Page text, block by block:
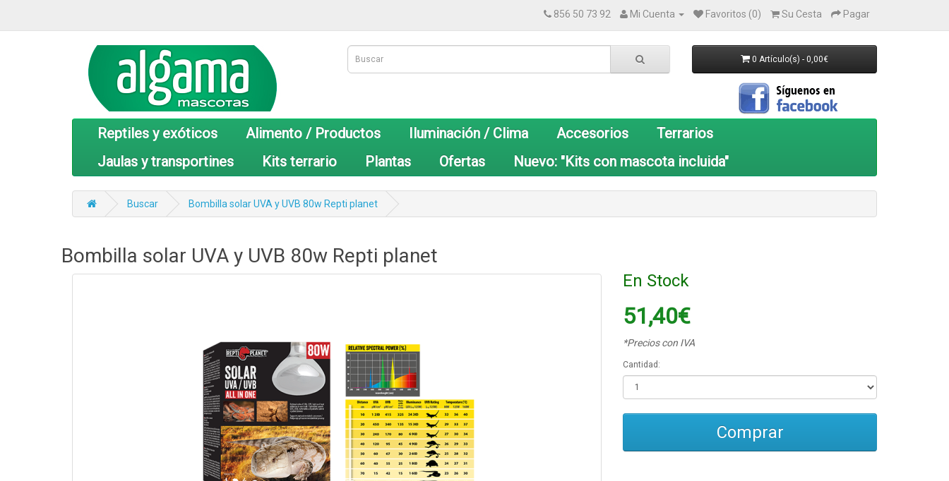
856 50 73 92 Mi Cuenta Favoritos (0) Su Cesta Pagar
0 Artículo(s) - 0,00€
Reptiles y exóticos Alimento / Productos Iluminación / Clima Accesorios
Terrarios
Jaulas y transportines
Kits terrario Plantas Ofertas Nuevo: "Kits con mascota incluida"
Buscar Bombilla solar UVA y UVB 80w Repti planet
Bombilla solar UVA y UVB 80w Repti planet
En Stock
51,40€
*Precios con IVA
Cantidad:
Comprar